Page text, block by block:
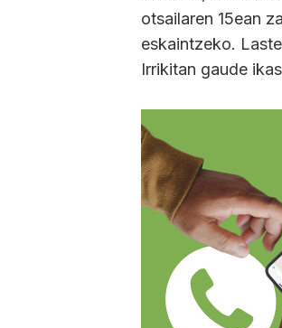
otsailaren 15ean
eskaintzeko.
Irrikitan gaude